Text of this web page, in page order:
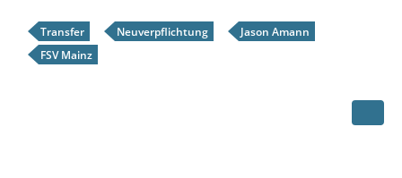
Transfer Neuverpflichtung
Jason Amann
FSV Mainz